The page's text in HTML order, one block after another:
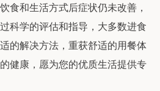
食和生活方式后症状仍未改善，
科学的评估和指导，大多数进食
的解决方法，重获舒适的用餐体
健康，愿为您的优质生活提供专